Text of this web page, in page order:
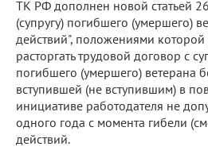
ТК РФ дополнен новой статьей
(супругу) погибшего (умершего)
действий", положениями которой
расторгать трудовой договор с
погибшего (умершего) ветерана
вступившей (не вступившим) в
инициативе работодателя не
одного года с момента гибели
действий.